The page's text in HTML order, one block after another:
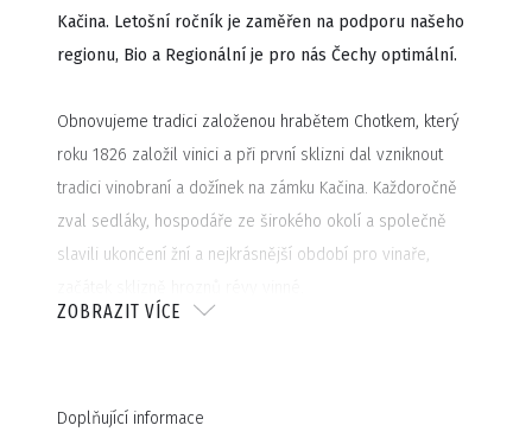
Kačina. Letošní ročník je zaměřen na podporu našeho
regionu, Bio a Regionální je pro nás Čechy optimální.
Obnovujeme tradici založenou hrabětem Chotkem, který
roku 1826 založil vinici a při první sklizni dal vzniknout
tradici vinobraní a dožínek na zámku Kačina. Každoročně
zval sedláky, hospodáře ze širokého okolí a společně
slavili ukončení žní a nejkrásnější období pro vinaře,
společně vzdáváme dík Matce přírodě, že nám umožnila
ZOBRAZIT VÍCE
Doplňující informace